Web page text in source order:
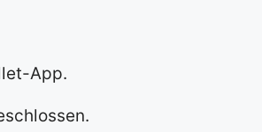
App.